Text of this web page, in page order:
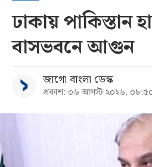
ঢাকায় পাকিস্তান
বাসভবনে আগুন
জাগো বাংলা ডেস্ক
প্রকাশ: ০৬ আগস্ট ২০২৬,